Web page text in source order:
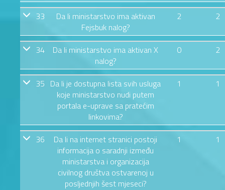
33
Da li ministarstvo ima aktivan
Fejsbuk nalog?
2 2
34
Da li ministarstvo ima aktivan X
nalog?
0 2
35 Da li je dostupna lista svih usluga
koje ministarstvo nudi putem
portala e-uprave sa pratećim
linkovima?
1 1
36
Da li na internet stranici postoji
informacija o saradnji između
ministarstva i organizacija
civilnog društva ostvarenoj u
posljednjih šest mjeseci?
1 1